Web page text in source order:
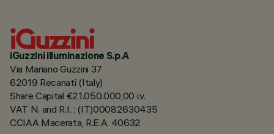
iGuzzini illuminazione S.p.A
Via Mariano Guzzini 37
62019 Recanati (Italy)
Share Capital €21.050.000,00 i.v.
VAT N. and R.I. : (IT)00082630435
CCIAA Macerata, R.E.A. 40632